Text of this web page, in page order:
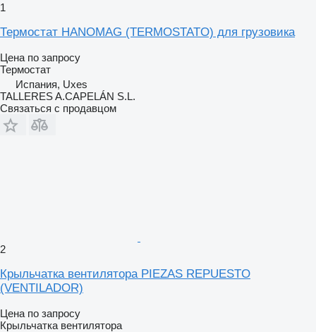
1
Термостат HANOMAG (TERMOSTATO) для грузовика
Цена по запросу
Термостат
Испания, Uxes
TALLERES A.CAPELÁN S.L.
Связаться с продавцом
2
Крыльчатка вентилятора PIEZAS REPUESTO
(VENTILADOR)
Цена по запросу
Крыльчатка вентилятора